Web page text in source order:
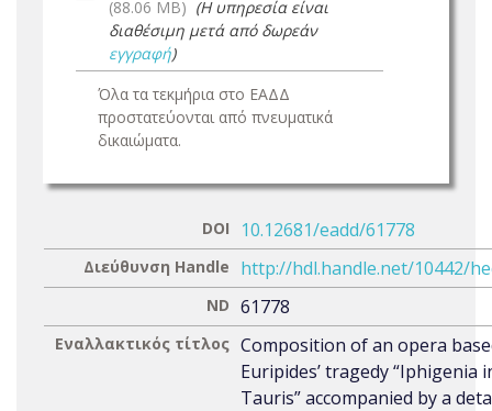
(88.06 MB) (Η υπηρεσία είναι
διαθέσιμη μετά από δωρεάν
εγγραφή)
Όλα τα τεκμήρια στο ΕΑΔΔ
προστατεύονται από πνευματικά
δικαιώματα.
DOI 10.12681/eadd/61778
Διεύθυνση Handle http://hdl.handle.net/10442/
ND 61778
Εναλλακτικός τίτλος Composition of an opera
Euripides’ tragedy “Iphigenia
Tauris” accompanied by a